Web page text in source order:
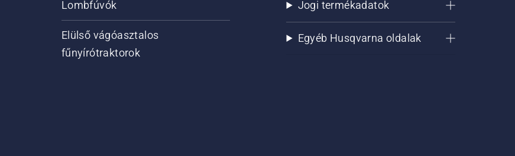
Lombfúvók
Elülső vágóasztalos
fűnyírótraktorok
Jogi termékadatok
Egyéb Husqvarna oldalak